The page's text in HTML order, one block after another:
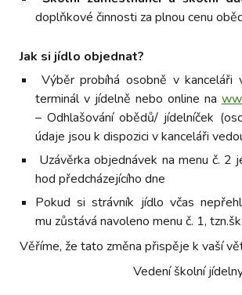
doplňkové činnosti za plnou cenu
Jak si jídlo objednat?
Výběr probíhá osobně v kanceláři
terminál v jídelně nebo online na
– Odhlašování obědů/ jídelníček
údaje jsou k dispozici v kanceláři
Uzávěrka objednávek na menu č. 2
hod předcházejícího dne
Pokud si strávník jídlo včas
mu zůstává navoleno menu č. 1,
Věříme, že tato změna přispěje k vaší
Vedení školní